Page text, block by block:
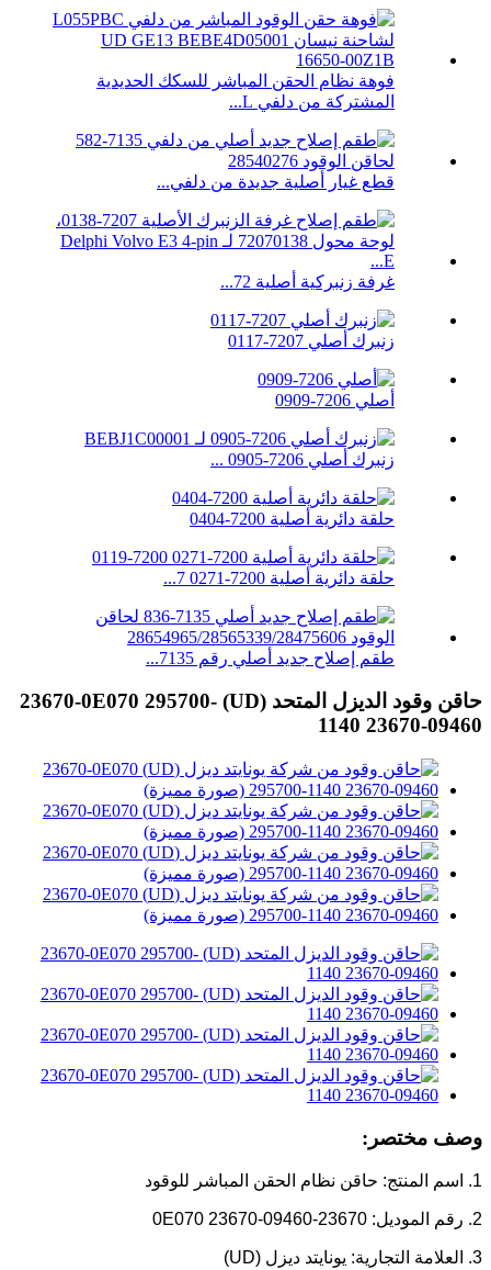
فوهة نظام الحقن المباشر للسكك الحديدية
المشتركة من دلفي L...
قطع غيار أصلية جديدة من دلفي...
غرفة زنبركية أصلية 72...
زنبرك أصلي 7207-0117
أصلي 7206-0909
زنبرك أصلي 7206-0905 ...
حلقة دائرية أصلية 7200-0404
حلقة دائرية أصلية 7200-0271 7...
طقم إصلاح جديد أصلي رقم 7135...
حاقن وقود الديزل المتحد (UD) 23670-0E070 295700-
1140 23670-09460
وصف مختصر:
1. اسم المنتج: حاقن نظام الحقن المباشر للوقود
2. رقم الموديل: 23670-0E070 23670-09460
3. العلامة التجارية: يونايتد ديزل (UD)